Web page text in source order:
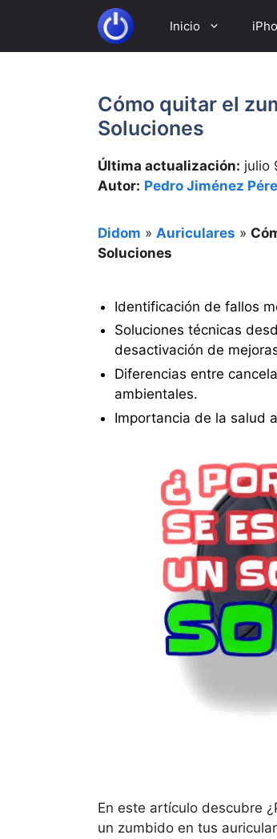
contenido
Inicio
Cómo quitar el
Soluciones
Última actualización: julio
Autor: Pedro Jiménez
Didom » Auriculares »
Soluciones
Identificación de fallos
Soluciones técnicas
desactivación de
Diferencias entre
ambientales.
Importancia de la salud
En este artículo descubre
un zumbido en tus